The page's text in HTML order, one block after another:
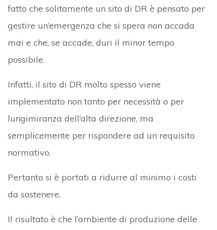
fatto che solitamente un sito di DR è pensato per
gestire un’emergenza che si spera non accada
mai e che, se accade, duri il minor tempo
possibile.
Infatti, il sito di DR molto spesso viene
implementato non tanto per necessità o per
lungimiranza dell’alta direzione, ma
semplicemente per rispondere ad un requisito
normativo.
Pertanto si è portati a ridurre al minimo i costi
da sostenere.
Il risultato è che l’ambiente di produzione delle